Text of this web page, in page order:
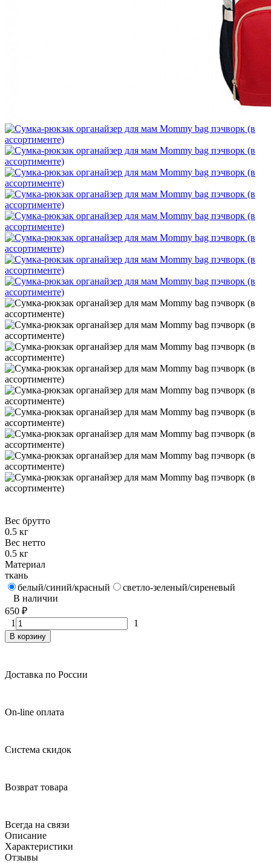
Вес брутто
0.5 кг
Вес нетто
0.5 кг
Материал
ткань
белый/синий/красный
светло-зеленый/сиреневый
В наличии
650 ₽
1
1
В корзину
Доставка по России
On-line оплата
Система скидок
Возврат товара
Всегда на связи
Описание
Характеристики
Отзывы